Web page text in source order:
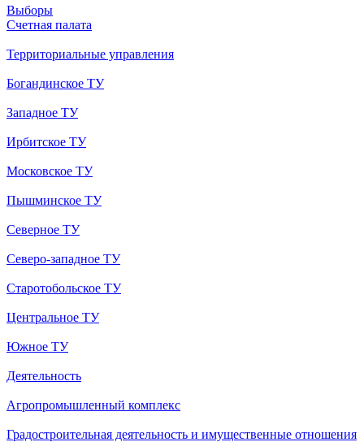
Выборы
Счетная палата
Территориальные управления
Богандинское ТУ
Западное ТУ
Ирбитское ТУ
Московское ТУ
Пышминское ТУ
Северное ТУ
Северо-западное ТУ
Старотобольское ТУ
Центральное ТУ
Южное ТУ
Деятельность
Агропромышленный комплекс
Градостроительная деятельность и имущественные отношения